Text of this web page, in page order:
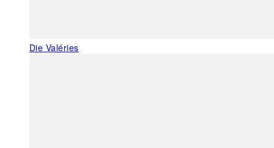
Die Valéries